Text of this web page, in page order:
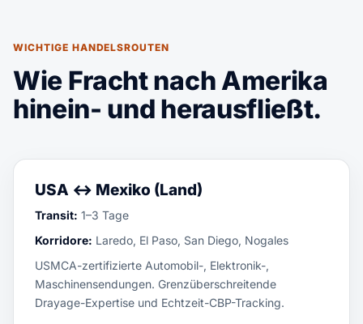
WICHTIGE HANDELSROUTEN
Wie Fracht nach Amerika
hinein- und herausfließt.
USA ↔ Mexiko (Land)
Transit: 1–3 Tage
Korridore: Laredo, El Paso, San Diego, Nogales
USMCA-zertifizierte Automobil-, Elektronik-,
Maschinensendungen. Grenzüberschreitende
Drayage-Expertise und Echtzeit-CBP-Tracking.